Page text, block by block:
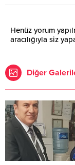
Henüz yorum
aracılığıyla siz
Diğer